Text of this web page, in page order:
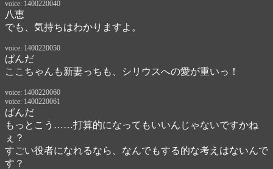
voice: 1400220040
八恵
でも、気持ちはわかりますよ。
voice: 1400220050
ぱんだ
ここちゃんも新妻っちも、シリウスへの愛が重いっ！
voice: 1400220060
voice: 1400220061
ぱんだ
もっとこう……打算的になってもいいんじゃないですかね
ぇ？
すごい役者になれるなら、なんでもする的な考えはないんで
す？